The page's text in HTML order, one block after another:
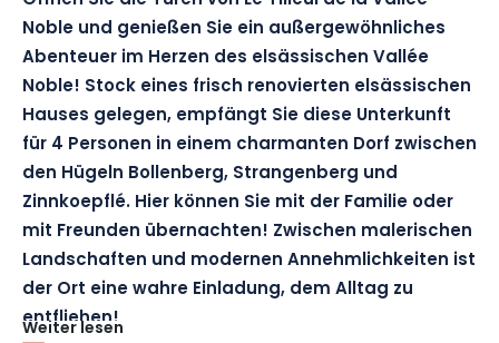
Noble und genießen Sie ein außergewöhnliches
Abenteuer im Herzen des elsässischen Vallée
Noble! Stock eines frisch renovierten elsässischen
Hauses gelegen, empfängt Sie diese Unterkunft
für 4 Personen in einem charmanten Dorf zwischen
den Hügeln Bollenberg, Strangenberg und
Zinnkoepflé. Hier können Sie mit der Familie oder
mit Freunden übernachten! Zwischen malerischen
Landschaften und modernen Annehmlichkeiten ist
der Ort eine wahre Einladung, dem Alltag zu
entfliehen!
Weiter lesen